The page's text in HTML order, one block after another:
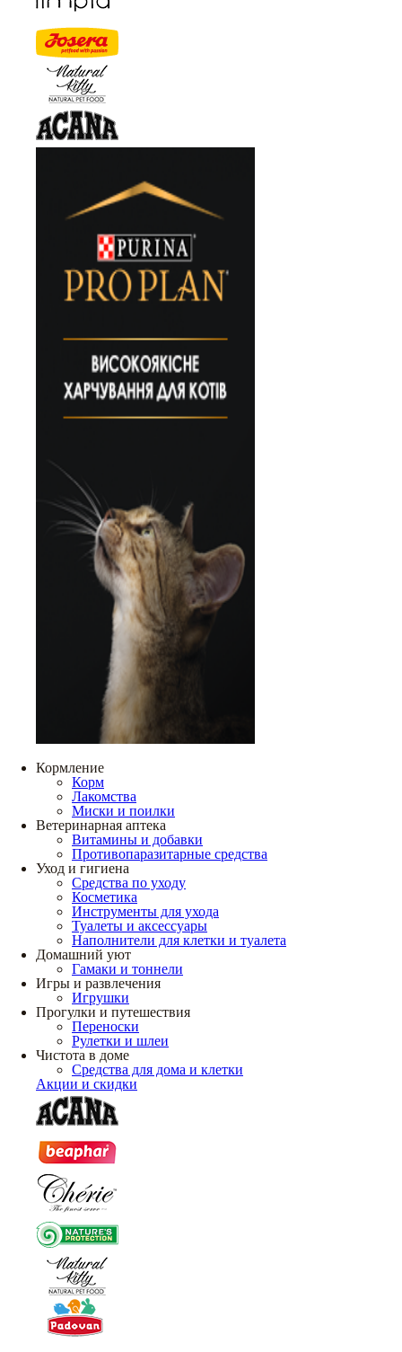
Кормление
Корм
Лакомства
Миски и поилки
Ветеринарная аптека
Витамины и добавки
Противопаразитарные средства
Уход и гигиена
Средства по уходу
Косметика
Инструменты для ухода
Туалеты и аксессуары
Наполнители для клетки и туалета
Домашний уют
Гамаки и тоннели
Игры и развлечения
Игрушки
Прогулки и путешествия
Переноски
Рулетки и шлеи
Чистота в доме
Средства для дома и клетки
Акции и скидки